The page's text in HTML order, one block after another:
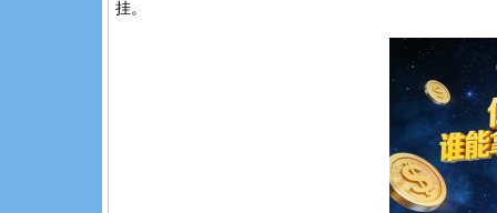
挂。